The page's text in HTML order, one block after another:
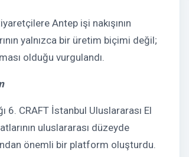
Antep işi nakışının
yalnızca bir üretim biçimi değil;
olduğu vurgulandı.
6. CRAFT İstanbul Uluslararası El
uluslararası düzeyde
önemli bir platform oluşturdu.